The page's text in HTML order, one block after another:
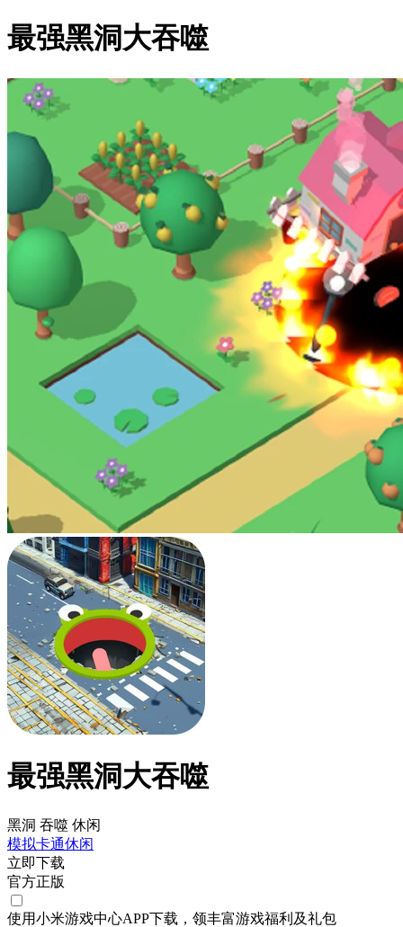
最强黑洞大吞噬
最强黑洞大吞噬
黑洞 吞噬 休闲
模拟卡通休闲
立即下载
官方正版
使用小米游戏中心APP下载 ，领丰富游戏福利 及礼包